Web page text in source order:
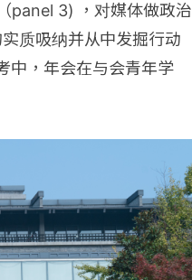
panel 3) ，对媒体做政治
质吸纳并从中发掘行动
中，年会在与会青年学